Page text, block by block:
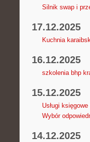
Silnik swap i
17.12.2025
Kuchnia
16.12.2025
szkolenia bhp
15.12.2025
Usługi
Wybór
14.12.2025